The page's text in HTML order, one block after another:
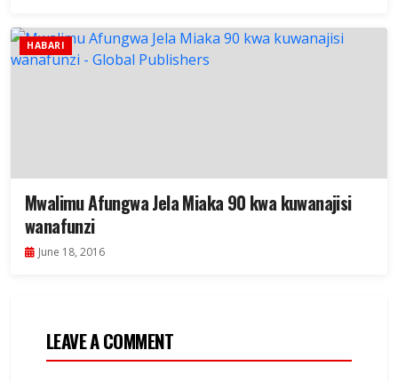
HABARI
Mwalimu Afungwa Jela Miaka 90 kwa kuwanajisi
wanafunzi
June 18, 2016
LEAVE A COMMENT